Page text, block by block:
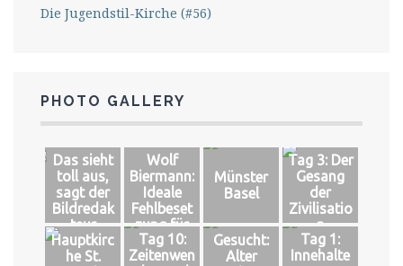
Die Jugendstil-Kirche (#56)
PHOTO GALLERY
Das sieht
toll aus,
sagt der
Bildredak
teur
Wolf
Biermann:
Ideale
Fehlbeset
zung für
das große
Glück
Münster
Basel
Tag 3: Der
Gesang
der
Zivilisatio
n
Hauptkirc
he St.
Tag 10:
Zeitenwen
Gesucht:
Alter
Tag 1:
Innehalte